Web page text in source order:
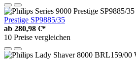
Prestige SP9885/35
ab 280,98 €*
10 Preise vergleichen